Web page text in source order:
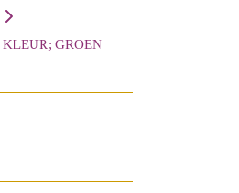
KLEUR; GROEN